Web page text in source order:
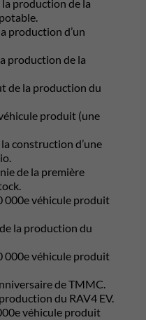
production de la
production d’un
production de la
de la production du
produit (une
construction d’une
de la première
000e véhicule produit
la production du
000e véhicule produit
de TMMC.
du RAV4 EV.
véhicule produit